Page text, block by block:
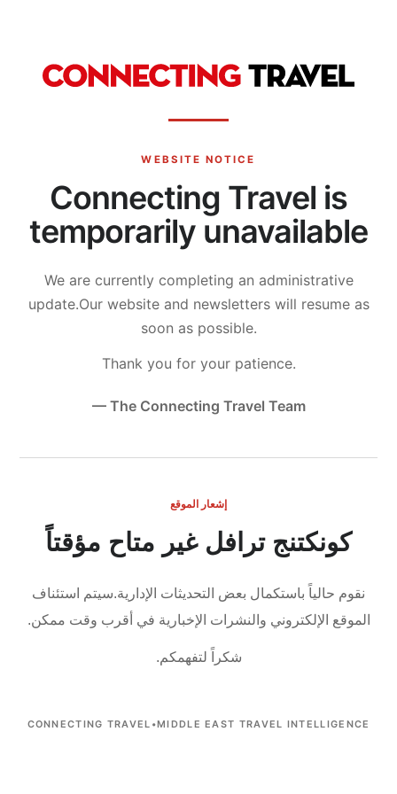
WEBSITE NOTICE
Connecting Travel is
temporarily unavailable
We are currently completing an administrative
update.Our website and newsletters will resume as
soon as possible.
Thank you for your patience.
— The Connecting Travel Team
إشعار الموقع
كونكتنج ترافل غير متاح مؤقتاً
نقوم حالياً باستكمال بعض التحديثات الإدارية.سيتم استئناف
الموقع الإلكتروني والنشرات الإخبارية في أقرب وقت ممكن.
شكراً لتفهمكم.
CONNECTING TRAVEL •MIDDLE EAST TRAVEL INTELLIGENCE